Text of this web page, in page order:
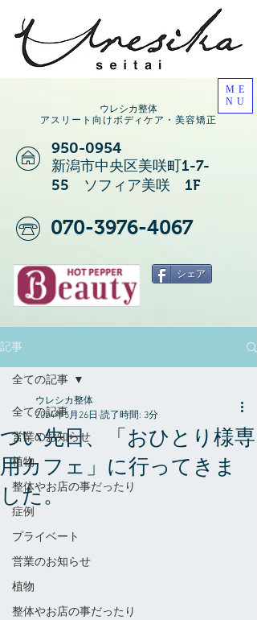
ウレシカ整体
アスリート向けボディケア・美容矯正
ME
NU
950-0954
新潟市中央区美咲町1-7-
55 ソフィア美咲 1F
070-3976-4067
シェア
記事
全ての記事
営業のお知らせ
植物
整体やお店の事だったり
症例
プライベート
営業のお知らせ
植物
整体やお店の事だったり
全ての記事
つい先日、「おひとり様専
用カフェ」に行ってきま
した。
ウレシカ整体
2024年5月26日 読了時間: 3分